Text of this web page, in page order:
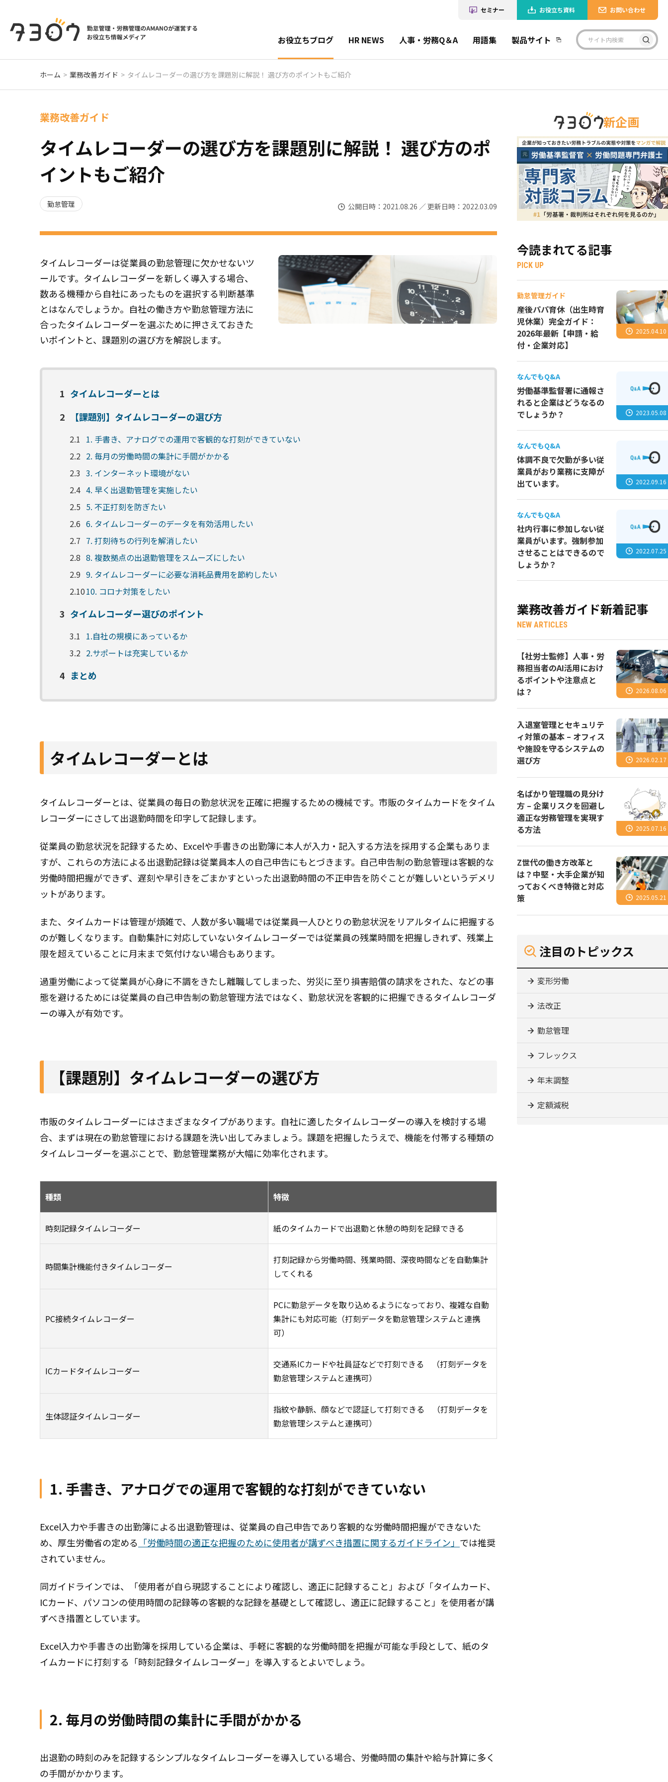
お役立ちブログ HR NEWS 人事・労務Q＆A 用語集 製品サイト
セミナー お役立ち資料 お問い合わせ
ホーム 業務改善ガイド タイムレコーダーの選び方を課題別に解説！ 選び方のポイントもご紹介
業務改善ガイド
タイムレコーダーの選び方を課題別に解説！ 選び方のポ
イントもご紹介
勤怠管理 公開日時：2021.08.26 ／ 更新日時：2022.03.09
タイムレコーダーは従業員の勤怠管理に欠かせないツ
ールです。タイムレコーダーを新しく導入する場合、
数ある機種から自社にあったものを選択する判断基準
とはなんでしょうか。自社の働き方や勤怠管理方法に
合ったタイムレコーダーを選ぶために押さえておきた
いポイントと、課題別の選び方を解説します。
1 タイムレコーダーとは
2
【課題別】タイムレコーダーの選び方
2.1 1. 手書き、アナログでの運用で客観的な打刻ができていない
2.2 2. 毎月の労働時間の集計に手間がかかる
2.3 3. インターネット環境がない
2.4 4. 早く出退勤管理を実施したい
2.5 5. 不正打刻を防ぎたい
2.6 6. タイムレコーダーのデータを有効活用したい
2.7 7. 打刻待ちの行列を解消したい
2.8 8. 複数拠点の出退勤管理をスムーズにしたい
2.9 9. タイムレコーダーに必要な消耗品費用を節約したい
2.1010. コロナ対策をしたい
3 タイムレコーダー選びのポイント
3.1 1.自社の規模にあっているか
3.2 2.サポートは充実しているか
4 まとめ
タイムレコーダーとは
タイムレコーダーとは、従業員の毎日の勤怠状況を正確に把握するための機械です。市販のタイムカードをタイム
レコーダーにさして出退勤時間を印字して記録します。
従業員の勤怠状況を記録するため、Excelや手書きの出勤簿に本人が入力・記入する方法を採用する企業もありま
すが、これらの方法による出退勤記録は従業員本人の自己申告にもとづきます。自己申告制の勤怠管理は客観的な
労働時間把握ができず、遅刻や早引きをごまかすといった出退勤時間の不正申告を防ぐことが難しいというデメリ
ットがあります。
また、タイムカードは管理が煩雑で、人数が多い職場では従業員一人ひとりの勤怠状況をリアルタイムに把握する
のが難しくなります。自動集計に対応していないタイムレコーダーでは従業員の残業時間を把握しきれず、残業上
限を超えていることに月末まで気付けない場合もあります。
過重労働によって従業員が心身に不調をきたし離職してしまった、労災に至り損害賠償の請求をされた、などの事
態を避けるためには従業員の自己申告制の勤怠管理方法ではなく、勤怠状況を客観的に把握できるタイムレコーダ
ーの導入が有効です。
【課題別】タイムレコーダーの選び方
市販のタイムレコーダーにはさまざまなタイプがあります。自社に適したタイムレコーダーの導入を検討する場
合、まずは現在の勤怠管理における課題を洗い出してみましょう。課題を把握したうえで、機能を付帯する種類の
タイムレコーダーを選ぶことで、勤怠管理業務が大幅に効率化されます。
種類 特徴
時刻記録タイムレコーダー 紙のタイムカードで出退勤と休憩の時刻を記録できる
時間集計機能付きタイムレコーダー
打刻記録から労働時間、残業時間、深夜時間などを自動集計
してくれる
PC接続タイムレコーダー
PCに勤怠データを取り込めるようになっており、複雑な自動
集計にも対応可能（打刻データを勤怠管理システムと連携
可）
ICカードタイムレコーダー
交通系ICカードや社員証などで打刻できる （打刻データを
勤怠管理システムと連携可）
生体認証タイムレコーダー
指紋や静脈、顔などで認証して打刻できる （打刻データを
勤怠管理システムと連携可）
1. 手書き、アナログでの運用で客観的な打刻ができていない
Excel入力や手書きの出勤簿による出退勤管理は、従業員の自己申告であり客観的な労働時間把握ができないた
め、厚生労働省の定める 「労働時間の適正な把握のために使用者が講ずべき措置に関するガイドライン」 では推奨
されていません。
同ガイドラインでは、「使用者が自ら現認することにより確認し、適正に記録すること」および「タイムカード、
ICカード、パソコンの使用時間の記録等の客観的な記録を基礎として確認し、適正に記録すること」を使用者が講
ずべき措置としています。
Excel入力や手書きの出勤簿を採用している企業は、手軽に客観的な労働時間を把握が可能な手段として、紙のタ
イムカードに打刻する「時刻記録タイムレコーダー」を導入するとよいでしょう。
2. 毎月の労働時間の集計に手間がかかる
出退勤の時刻のみを記録するシンプルなタイムレコーダーを導入している場合、労働時間の集計や給与計算に多く
の手間がかかります。
新企画
今読まれてる記事
PICK UP
勤怠管理ガイド
産後パパ育休（出生時育
児休業）完全ガイド：
2026年最新【申請・給
付・企業対応】
2025.04.10
なんでもQ&A
労働基準監督署に通報さ
れると企業はどうなるの
でしょうか？
2023.05.08
なんでもQ&A
体調不良で欠勤が多い従
業員がおり業務に支障が
出ています。
2022.09.16
なんでもQ&A
社内行事に参加しない従
業員がいます。強制参加
させることはできるので
しょうか？
2022.07.25
業務改善ガイド新着記事
NEW ARTICLES
【社労士監修】人事・労
務担当者のAI活用におけ
るポイントや注意点と
は？
2026.08.06
入退室管理とセキュリテ
ィ対策の基本 – オフィス
や施設を守るシステムの
選び方
2026.02.17
名ばかり管理職の見分け
方 – 企業リスクを回避し
適正な労務管理を実現す
る方法
2025.07.16
Z世代の働き方改革と
は？中堅・大手企業が知
っておくべき特徴と対応
策
2025.05.21
注目のトピックス
変形労働
法改正
勤怠管理
フレックス
年末調整
定額減税